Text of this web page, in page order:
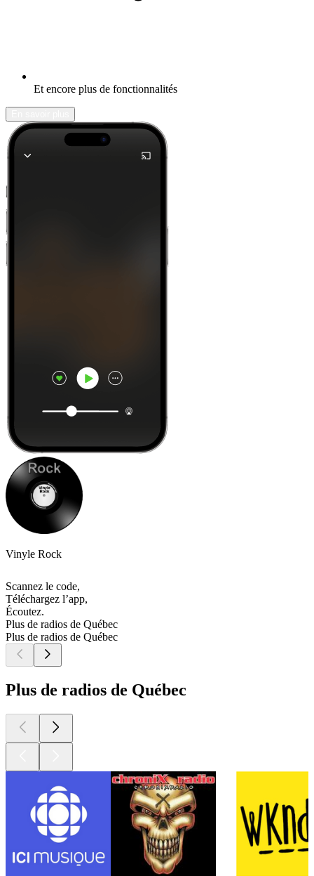
Et encore plus de fonctionnalités
Vinyle Rock
Scannez le code,
Téléchargez l’app,
Écoutez.
Plus de radios de Québec
Plus de radios de Québec
Plus de radios de Québec